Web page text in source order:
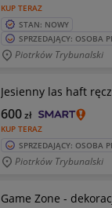
KUP TERAZ
STAN: NOWY
SPRZEDAJĄCY: OSOBA
Piotrków Trybunalski
KUP TERAZ
600zł
SPRZEDAJĄCY: OSOBA
Piotrków Trybunalski
Game Zone -